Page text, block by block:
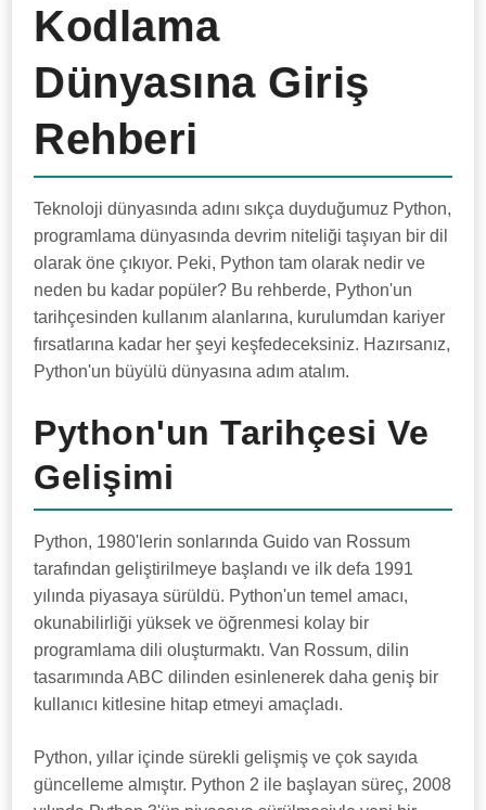
Kodlama
Dünyasına Giriş
Rehberi
Teknoloji dünyasında adını sıkça duyduğumuz Python,
programlama dünyasında devrim niteliği taşıyan bir dil
olarak öne çıkıyor. Peki, Python tam olarak nedir ve
neden bu kadar popüler? Bu rehberde, Python'un
tarihçesinden kullanım alanlarına, kurulumdan kariyer
fırsatlarına kadar her şeyi keşfedeceksiniz. Hazırsanız,
Python'un büyülü dünyasına adım atalım.
Python'un Tarihçesi Ve
Gelişimi
Python, 1980'lerin sonlarında Guido van Rossum
tarafından geliştirilmeye başlandı ve ilk defa 1991
yılında piyasaya sürüldü. Python'un temel amacı,
okunabilirliği yüksek ve öğrenmesi kolay bir
programlama dili oluşturmaktı. Van Rossum, dilin
tasarımında ABC dilinden esinlenerek daha geniş bir
kullanıcı kitlesine hitap etmeyi amaçladı.
Python, yıllar içinde sürekli gelişmiş ve çok sayıda
güncelleme almıştır. Python 2 ile başlayan süreç, 2008